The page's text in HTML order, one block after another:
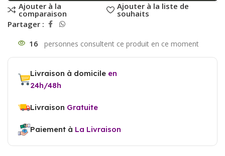
Ajouter à la
comparaison
Ajouter à la liste de
souhaits
Partager :
16
Livraison à domicile en
24h/48h
Livraison Gratuite
Paiement à La Livraison